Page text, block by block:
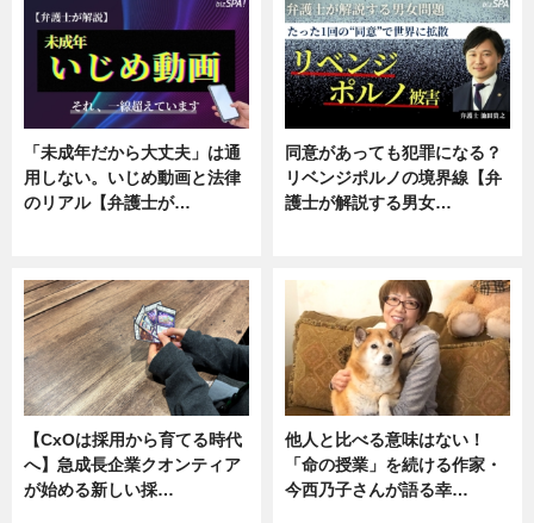
「未成年だから大丈夫」は通
用しない。いじめ動画と法律
のリアル【弁護士が…
同意があっても犯罪になる？
リベンジポルノの境界線【弁
護士が解説する男女…
【CxOは採用から育てる時代
へ】急成長企業クオンティア
が始める新しい採…
他人と比べる意味はない！
「命の授業」を続ける作家・
今西乃子さんが語る幸…